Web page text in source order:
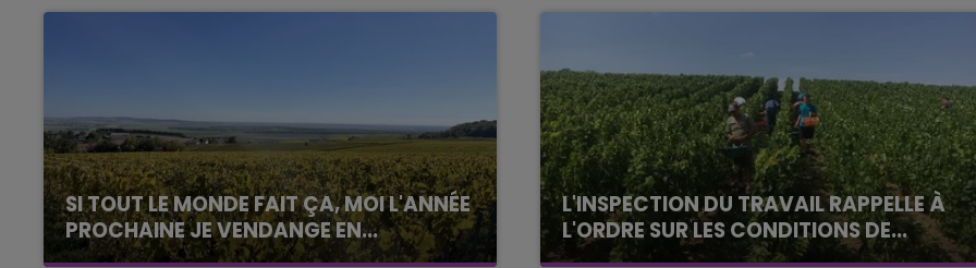
SI TOUT LE MONDE FAIT ÇA, MOI L'ANNÉE
PROCHAINE JE VENDANGE EN...
La vendange en Champagne a débuté ce jeudi
L'INSPECTION DU TRAVAIL RAPPELLE À
L'ORDRE SUR LES CONDITIONS DE...
Alors que les dates de début des vendange